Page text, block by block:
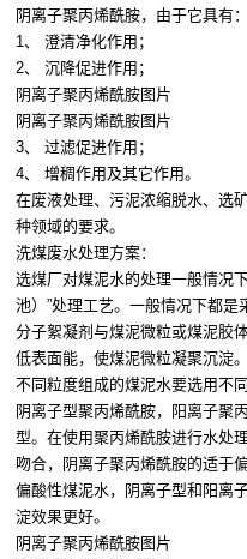
阴离子聚丙烯酰胺，由于它具有：
1、 澄清净化作用；
2、 沉降促进作用；
阴离子聚丙烯酰胺图片
阴离子聚丙烯酰胺图片
3、 过滤促进作用；
4、 增稠作用及其它作用。
在废液处理、污泥浓缩脱水、选
种领域的要求。
洗煤废水处理方案：
选煤厂对煤泥水的处理一般情况
池）”处理工艺。一般情况下都
分子絮凝剂与煤泥微粒或煤泥胶
低表面能，使煤泥微粒凝聚沉淀
不同粒度组成的煤泥水要选用不
阴离子型聚丙烯酰胺，阳离子聚
型。在使用聚丙烯酰胺进行水处
吻合，阴离子聚丙烯酰胺的适于
偏酸性煤泥水，阴离子型和阳离
淀效果更好。
阴离子聚丙烯酰胺图片